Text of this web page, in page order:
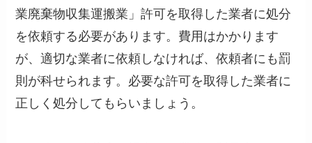
業廃棄物収集運搬業」許可を取得した業者に処分
を依頼する必要があります。費用はかかります
が、適切な業者に依頼しなければ、依頼者にも罰
則が科せられます。必要な許可を取得した業者に
正しく処分してもらいましょう。